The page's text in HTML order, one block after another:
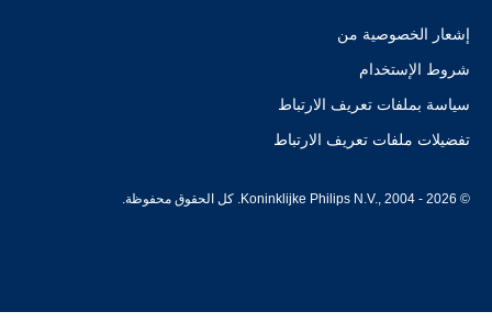
إشعار الخصوصية من
شروط الإستخدام
سياسة بملفات تعريف الارتباط
تفضيلات ملفات تعريف الارتباط
© Koninklijke Philips N.V., 2004 - 2026. كل الحقوق محفوظة.